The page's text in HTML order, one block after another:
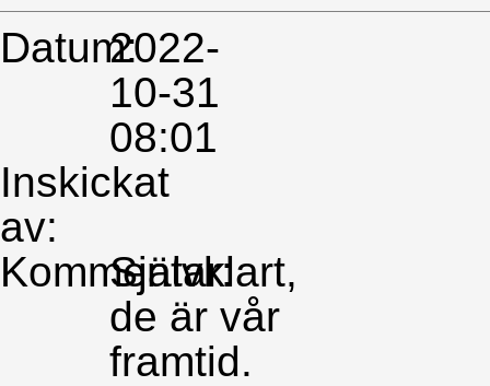
Datum:2022-
10-31
08:01
Inskickat
av:
Kommentar:
Självklart,
de är vår
framtid.